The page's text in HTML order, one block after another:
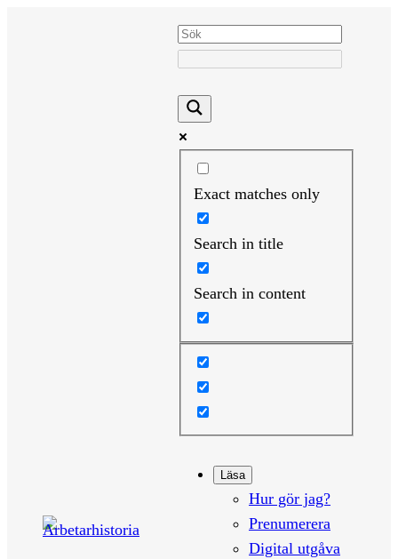
Exact matches only
Search in title
Search in content
Läsa
Hur gör jag?
Prenumerera
Digital utgåva